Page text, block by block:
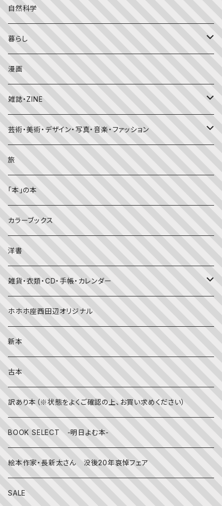
かがくのとも
チャイルドブックアップル（2・3歳～）
外国の絵本
昔話・民話
日本の昔話・民話
外国の昔話・民話
おばけ・妖怪・こわい絵本
のりもの絵本
知識の本・図鑑
理科
料理・食育
英語
しかけ絵本
児童書
大人の方に
季節・行事の絵本
春
夏
赤ちゃん（０・１・２歳向け）絵本
文字のない絵本
英語の絵本
写真絵本
評論
エッセイ・日記
海外文学
自然科学
暮らし
食・料理
住まい・インテリア
体・健康
趣味
ライフスタイル・生き方
子育て
漫画
雑誌・ZINE
雑誌
ZINE
芸術・美術・デザイン・写真・音楽・ファッション
美術・画集・図録
音楽
写真集
デザイン
ファッション
映画
伝統文化・技法
旅
「本」の本
カラーブックス
洋書
雑貨・衣類・CD・手帳・カレンダー
靴下
日記・手帳
CD
文房具
その他
ホホホ座西田辺オリジナル
新本
古本
訳あり本（※状態をよくご確認の上、お買い求めください）
BOOK SELECT -明日よむ本-
絵本作家・長新太さん 没後20年哀悼フェア
SALE